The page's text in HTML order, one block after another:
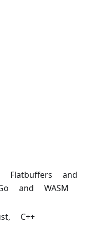
Flatbuffers and
and WASM
C++